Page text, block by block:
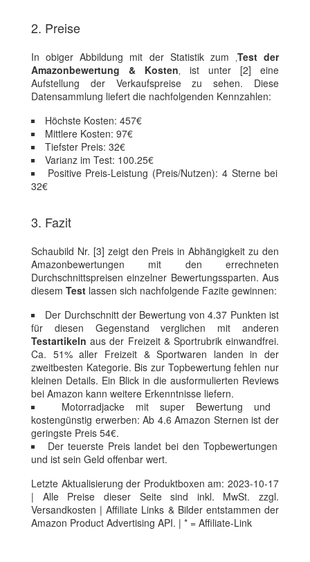
2. Preise
In obiger Abbildung mit der Statistik zum ‚Test der
Amazonbewertung & Kosten‚ ist unter [2] eine
Aufstellung der Verkaufspreise zu sehen. Diese
Datensammlung liefert die nachfolgenden Kennzahlen:
Höchste Kosten: 457€
Mittlere Kosten: 97€
Tiefster Preis: 32€
Varianz im Test: 100.25€
Positive Preis-Leistung (Preis/Nutzen): 4 Sterne bei
32€
3. Fazit
Schaubild Nr. [3] zeigt den Preis in Abhängigkeit zu den
Amazonbewertungen mit den errechneten
Durchschnittspreisen einzelner Bewertungssparten. Aus
diesem Test lassen sich nachfolgende Fazite gewinnen:
Der Durchschnitt der Bewertung von 4.37 Punkten ist
für diesen Gegenstand verglichen mit anderen
Testartikeln aus der Freizeit & Sportrubrik einwandfrei.
Ca. 51% aller Freizeit & Sportwaren landen in der
zweitbesten Kategorie. Bis zur Topbewertung fehlen nur
kleinen Details. Ein Blick in die ausformulierten Reviews
bei Amazon kann weitere Erkenntnisse liefern.
Motorradjacke mit super Bewertung und
kostengünstig erwerben: Ab 4.6 Amazon Sternen ist der
geringste Preis 54€.
Der teuerste Preis landet bei den Topbewertungen
und ist sein Geld offenbar wert.
Letzte Aktualisierung der Produktboxen am: 2023-10-17
| Alle Preise dieser Seite sind inkl. MwSt. zzgl.
Versandkosten | Affiliate Links & Bilder entstammen der
Amazon Product Advertising API. | * = Affiliate-Link